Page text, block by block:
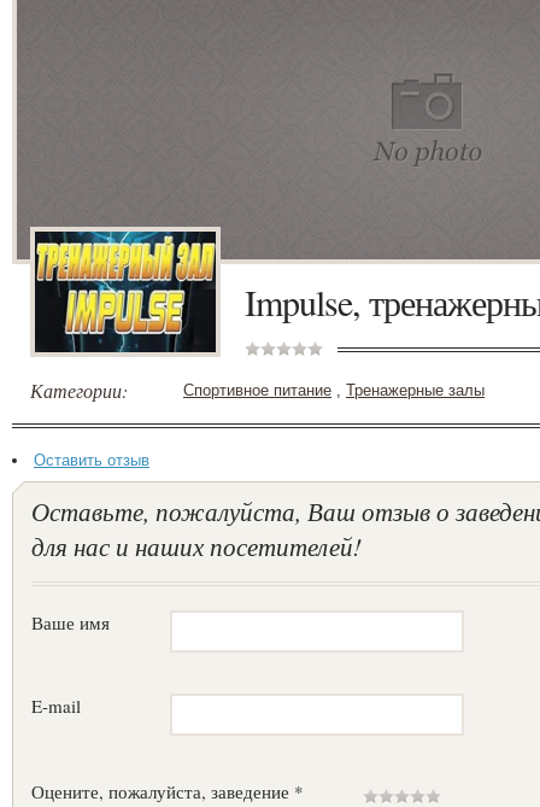
Impulse,
Категории: Спортивное питание , Тренажерные залы
Оставить отзыв
Оставьте, пожалуйста, Ваш отзыв о
для нас и наших посетителей!
Ваше имя
E-mail
Оцените, пожалуйста, заведение *